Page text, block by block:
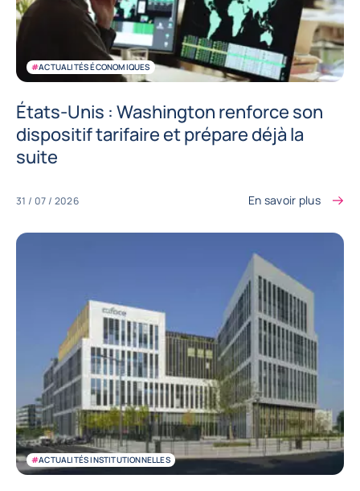
#ACTUALITÉS ÉCONOMIQUES
États-Unis : Washington renforce son
dispositif tarifaire et prépare déjà la
suite
31 / 07 / 2026 En savoir plus
#ACTUALITÉS INSTITUTIONNELLES